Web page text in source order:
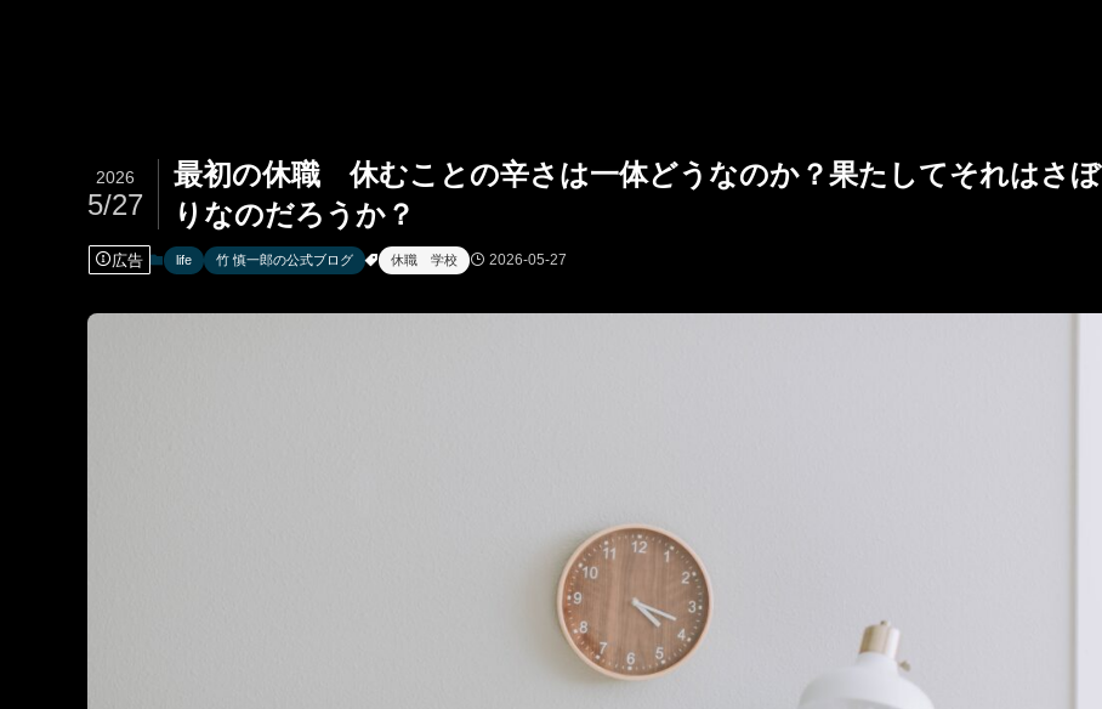
最初の休職 休むことの辛さは一体どうなのか？果たしてそれはさぼ
りなのだろうか？
2026
5/27
広告 life 竹 慎一郎の公式ブログ 休職 学校 2026-05-27